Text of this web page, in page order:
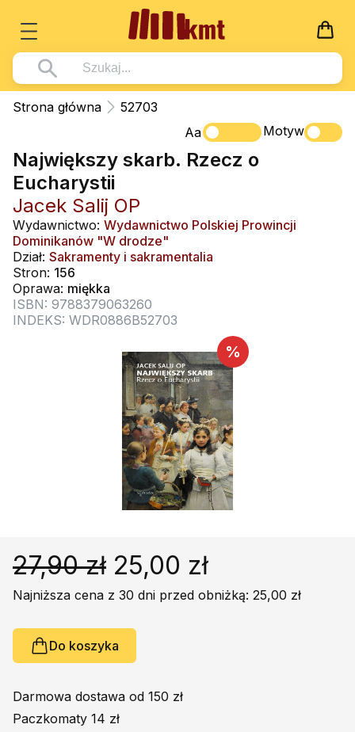
Książki
Wszystko z kategorii - Książki
Pismo Święte
Kościół Katolicki
Duszpasterstwo
Teologia
Życie chrześcijańskie
Duchowość
Literatura piękna
Książki obcojęzyczne
Poradniki, leksykony...
Promocja
Wszystko z kategorii - Multimedia
DVD
CD-ROM
Muzyka
Rekolekcje i inne na CD
Śpiew i modlitwa
Dla Dzieci
Wszystko z kategorii - Dla Dzieci
Literatura (D)
Płyty, DVD (D)
Podręczniki i pomoce dydaktyczne
Podręczniki
Wszystko z kategorii - Podręczniki
Podręczniki i pomoce dydaktyczne
Zabawa i Nauka
Nowości
Zaloguj się
Strona główna
52703
Aa
Motyw
%
Największy skarb. Rzecz o
Eucharystii
Jacek Salij OP
Wydawnictwo: Wydawnictwo Polskiej Prowincji
Dominikanów "W drodze"
Dział: Sakramenty i sakramentalia
Stron: 156
Oprawa: miękka
ISBN: 9788379063260
INDEKS: WDR0886B52703
27,90 zł 25,00 zł
Najniższa cena z 30 dni przed obniżką: 25,00 zł
Do koszyka
Darmowa dostawa od 150 zł
Paczkomaty 14 zł